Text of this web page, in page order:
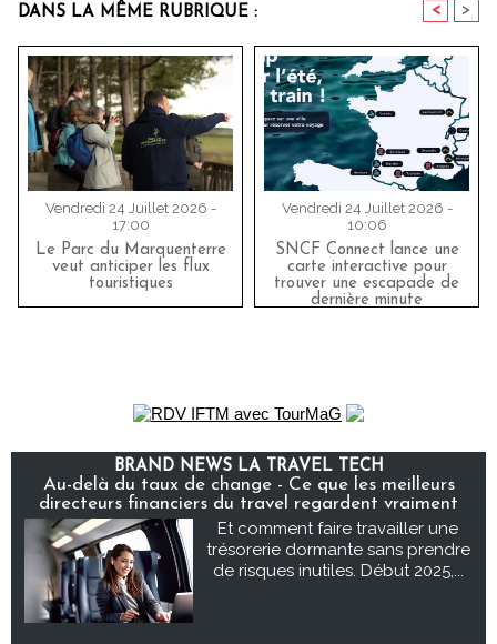
DANS LA MÊME RUBRIQUE : < >
Vendredi 24 Juillet 2026 -
17:00
Le Parc du Marquenterre
veut anticiper les flux
touristiques
Vendredi 24 Juillet 2026 -
10:06
SNCF Connect lance une
carte interactive pour
trouver une escapade de
dernière minute
BRAND NEWS LA TRAVEL TECH
Au-delà du taux de change - Ce que les meilleurs
directeurs financiers du travel regardent vraiment
Et comment faire travailler une
trésorerie dormante sans prendre
de risques inutiles. Début 2025,...